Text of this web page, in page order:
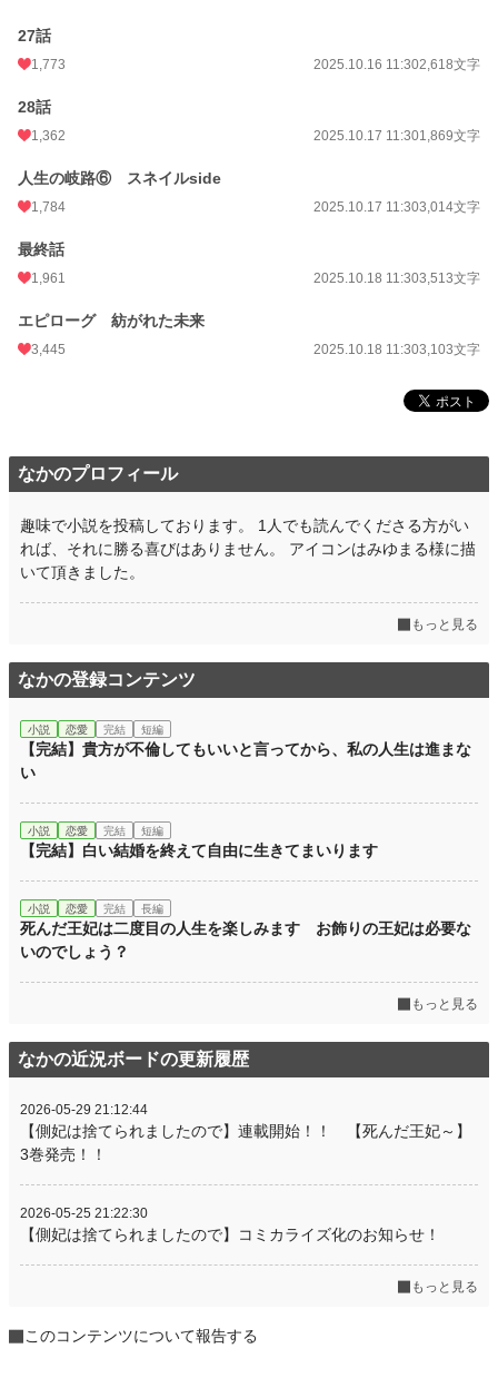
27話
1,773 2025.10.16 11:302,618文字
28話
1,362 2025.10.17 11:301,869文字
人生の岐路⑥ スネイルside
1,784 2025.10.17 11:303,014文字
最終話
1,961 2025.10.18 11:303,513文字
エピローグ 紡がれた未来
3,445 2025.10.18 11:303,103文字
なかのプロフィール
趣味で小説を投稿しております。 1人でも読んでくださる方がい
れば、それに勝る喜びはありません。 アイコンはみゆまる様に描
いて頂きました。
もっと見る
なかの登録コンテンツ
小説 恋愛 完結 短編
【完結】貴方が不倫してもいいと言ってから、私の人生は進まな
い
小説 恋愛 完結 短編
【完結】白い結婚を終えて自由に生きてまいります
小説 恋愛 完結 長編
死んだ王妃は二度目の人生を楽しみます お飾りの王妃は必要な
いのでしょう？
もっと見る
なかの近況ボードの更新履歴
2026-05-29 21:12:44
【側妃は捨てられましたので】連載開始！！ 【死んだ王妃～】
3巻発売！！
2026-05-25 21:22:30
【側妃は捨てられましたので】コミカライズ化のお知らせ！
もっと見る
このコンテンツについて報告する